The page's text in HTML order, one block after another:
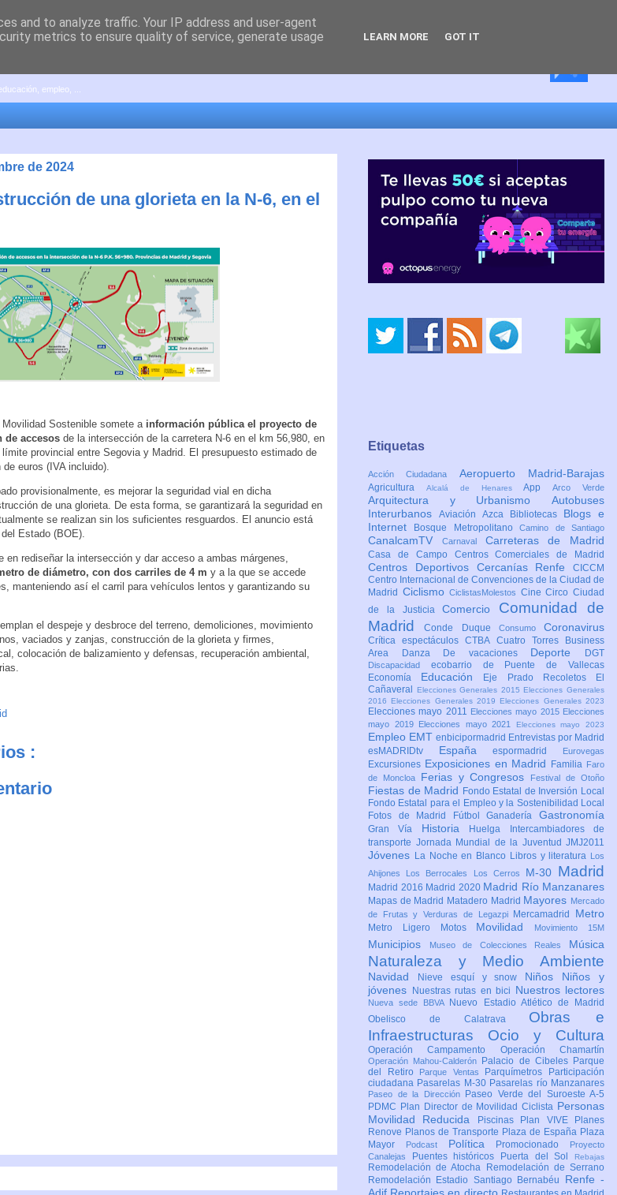
empleo, ...
de 2024
de una glorieta en la N-6, en el
Sostenible somete a información pública el proyecto de
de accesos de la intersección de la carretera N-6 en el km 56,980, en
provincial entre Segovia y Madrid. El presupuesto estimado de
euros (IVA incluido).
provisionalmente, es mejorar la seguridad vial en dicha
de una glorieta. De esta forma, se garantizará la seguridad en
se realizan sin los suficientes resguardos. El anuncio está
Estado (BOE).
en rediseñar la intersección y dar acceso a ambas márgenes,
de diámetro, con dos carriles de 4 m y a la que se accede
manteniendo así el carril para vehículos lentos y garantizando su
el despeje y desbroce del terreno, demoliciones, movimiento
vaciados y zanjas, construcción de la glorieta y firmes,
colocación de balizamiento y defensas, recuperación ambiental,
:
Etiquetas
Acción Ciudadana Aeropuerto Madrid-Barajas
Agricultura Alcalá de HenaresAppArco Verde
Arquitectura y Urbanismo Autobuses
Interurbanos Aviación Azca Bibliotecas Blogs e
Internet
Bosque MetropolitanoCamino de Santiago
CanalcamTV Carnaval Carreteras de Madrid
Casa de Campo Centros Comerciales de Madrid
Centros Deportivos Cercanías Renfe CICCM
Centro Internacional de Convenciones de la Ciudad de
Madrid CiclismoCiclistasMolestos CineCircoCiudad
de la JusticiaComercio Comunidad de
MadridConde Duque Consumo Coronavirus
Crítica espectáculosCTBA Cuatro Torres Business
Area
Danza De vacaciones Deporte DGT
Discapacidad ecobarrio de Puente de Vallecas
Economía Educación Eje Prado Recoletos
El
Cañaveral
Elecciones Generales 2015 Elecciones Generales
2016 Elecciones Generales 2019 Elecciones Generales 2023
Elecciones mayo 2011 Elecciones mayo 2015 Elecciones
mayo 2019
Elecciones mayo 2021 Elecciones mayo 2023
Empleo EMT enbicipormadrid Entrevistas por Madrid
esMADRIDtv Españaespormadrid Eurovegas
Excursiones Exposiciones en Madrid Familia Faro
de Moncloa
Ferias y Congresos Festival de Otoño
Fiestas de Madrid Fondo Estatal de Inversión Local
Fondo Estatal para el Empleo y la Sostenibilidad Local
Fotos de Madrid
FútbolGanaderíaGastronomía
Gran Vía Historia Huelga
Intercambiadores de
transporte Jornada Mundial de la Juventud JMJ2011
Jóvenes La Noche en Blanco Libros y literatura
Los
Ahijones
Los Berrocales Los Cerros M-30 Madrid
Madrid 2016 Madrid 2020 Madrid Río Manzanares
Mapas de Madrid Matadero Madrid Mayores Mercado
de Frutas y Verduras de Legazpi
Mercamadrid Metro
Metro Ligero Motos Movilidad Movimiento 15M
Municipios Museo de Colecciones Reales Música
Naturaleza y Medio Ambiente
Navidad Nieve esquí y snow Niños Niños y
jóvenes
Nuestras rutas en bici Nuestros lectores
Nueva sede BBVA
Nuevo Estadio Atlético de Madrid
Obelisco de Calatrava Obras e
Infraestructuras Ocio y Cultura
Operación Campamento Operación Chamartín
Operación Mahou-Calderón Palacio de Cibeles Parque
del Retiro
Parque Ventas Parquímetros
Participación
ciudadana Pasarelas M-30 Pasarelas río Manzanares
Paseo de la Dirección
Paseo Verde del Suroeste A-5
PDMC Plan Director de Movilidad Ciclista Personas
Movilidad Reducida
Piscinas Plan VIVE
Planes
Renove Planos de Transporte Plaza de España Plaza
Mayor
Podcast Política Promocionado
Proyecto
Canalejas
Puentes históricos Puerta del Sol Rebajas
Remodelación de Atocha
Remodelación de Serrano
Remodelación Estadio Santiago Bernabéu Renfe -
and to analyze traffic. Your IP address and user-agent
metrics to ensure quality of service, generate usage
LEARN MORE GOT IT